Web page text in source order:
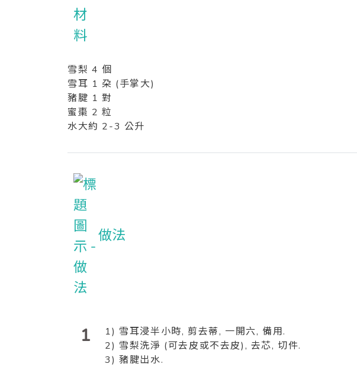
雪梨 4 個
雪耳 1 朶 (手掌大)
豬腱 1 對
蜜棗 2 粒
水大約 2-3 公升
做法
1
1) 雪耳浸半小時, 剪去蒂, 一開六, 備用.
2) 雪梨洗淨 (可去皮或不去皮), 去芯, 切件.
3) 豬腱出水.